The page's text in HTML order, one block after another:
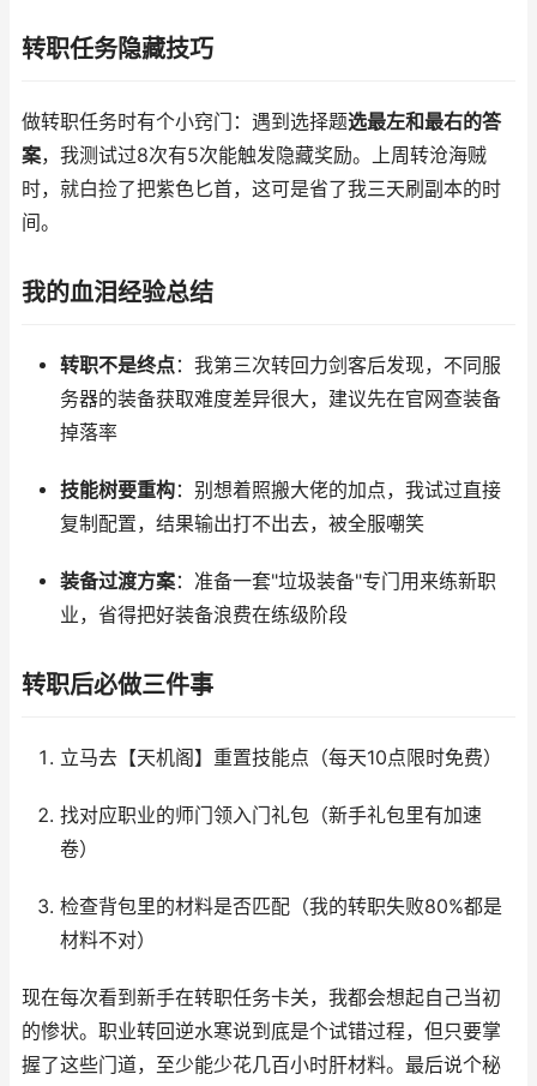
转职任务隐藏技巧
做转职任务时有个小窍门：遇到选择题选最左和最右的答
案，我测试过8次有5次能触发隐藏奖励。上周转沧海贼
时，就白捡了把紫色匕首，这可是省了我三天刷副本的时
间。
我的血泪经验总结
转职不是终点：我第三次转回力剑客后发现，不同服
务器的装备获取难度差异很大，建议先在官网查装备
掉落率
技能树要重构：别想着照搬大佬的加点，我试过直接
复制配置，结果输出打不出去，被全服嘲笑
装备过渡方案：准备一套"垃圾装备"专门用来练新职
业，省得把好装备浪费在练级阶段
转职后必做三件事
立马去【天机阁】重置技能点（每天10点限时免费）
找对应职业的师门领入门礼包（新手礼包里有加速
卷）
检查背包里的材料是否匹配（我的转职失败80%都是
材料不对）
现在每次看到新手在转职任务卡关，我都会想起自己当初
的惨状。职业转回逆水寒说到底是个试错过程，但只要掌
握了这些门道，至少能少花几百小时肝材料。最后说个秘